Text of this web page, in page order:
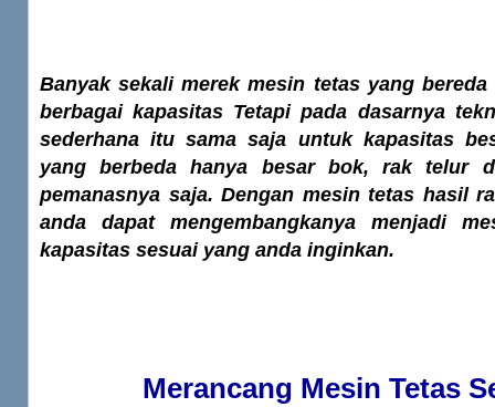
Banyak sekali merek mesin tetas yang bereda
berbagai kapasitas Tetapi pada dasarnya
sederhana itu sama saja untuk kapasitas
yang berbeda hanya besar bok, rak telur
pemanasnya saja. Dengan mesin tetas hasil
anda dapat mengembangkanya menjadi
kapasitas sesuai yang anda inginkan.
Merancang Mesin Tetas